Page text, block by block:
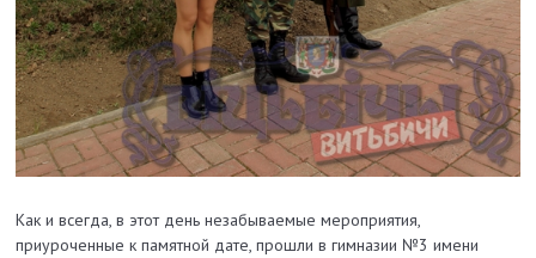
Как и всегда, в этот день незабываемые мероприятия,
приуроченные к памятной дате, прошли в гимназии №3 имени